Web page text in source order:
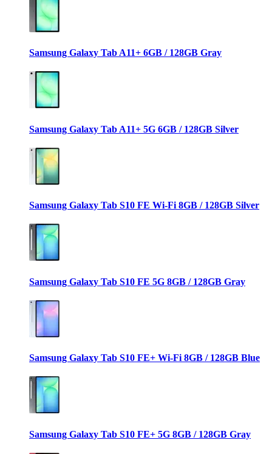
Samsung Galaxy Tab A11+ 6GB / 128GB Gray
Samsung Galaxy Tab A11+ 5G 6GB / 128GB Silver
Samsung Galaxy Tab S10 FE Wi-Fi 8GB / 128GB Silver
Samsung Galaxy Tab S10 FE 5G 8GB / 128GB Gray
Samsung Galaxy Tab S10 FE+ Wi-Fi 8GB / 128GB Blue
Samsung Galaxy Tab S10 FE+ 5G 8GB / 128GB Gray